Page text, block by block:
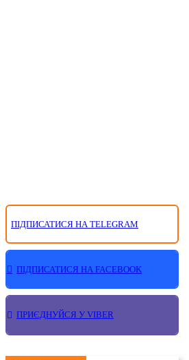
ПІДПИСАТИСЯ НА TELEGRAM
ПІДПИСАТИСЯ НА FACEBOOK
ПРИЄДНУЙСЯ У VIBER